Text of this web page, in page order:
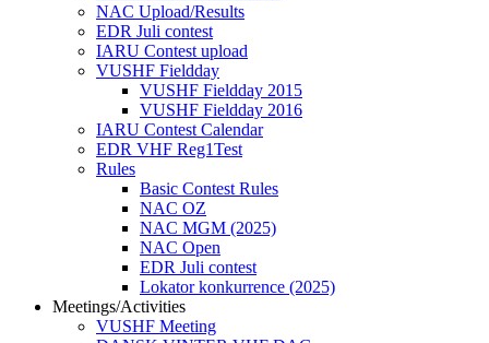
NAC Upload/Results
EDR Juli contest
IARU Contest upload
VUSHF Fieldday
VUSHF Fieldday 2015
VUSHF Fieldday 2016
IARU Contest Calendar
EDR VHF Reg1Test
Rules
Basic Contest Rules
NAC OZ
NAC MGM (2025)
NAC Open
EDR Juli contest
Lokator konkurrence (2025)
Meetings/Activities
VUSHF Meeting